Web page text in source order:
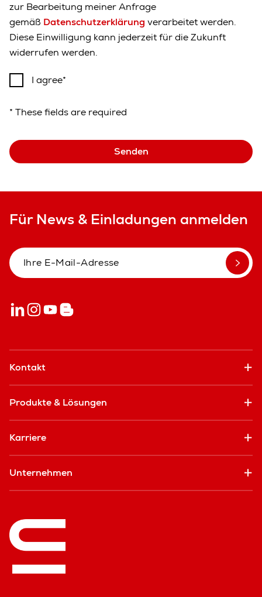
zur Bearbeitung meiner Anfrage
gemäß Datenschutzerklärung verarbeitet werden.
Diese Einwilligung kann jederzeit für die Zukunft
widerrufen werden.
I agree
* These fields are required
Senden
Für News & Einladungen anmelden
Kontakt
Produkte & Lösungen
Karriere
Unternehmen